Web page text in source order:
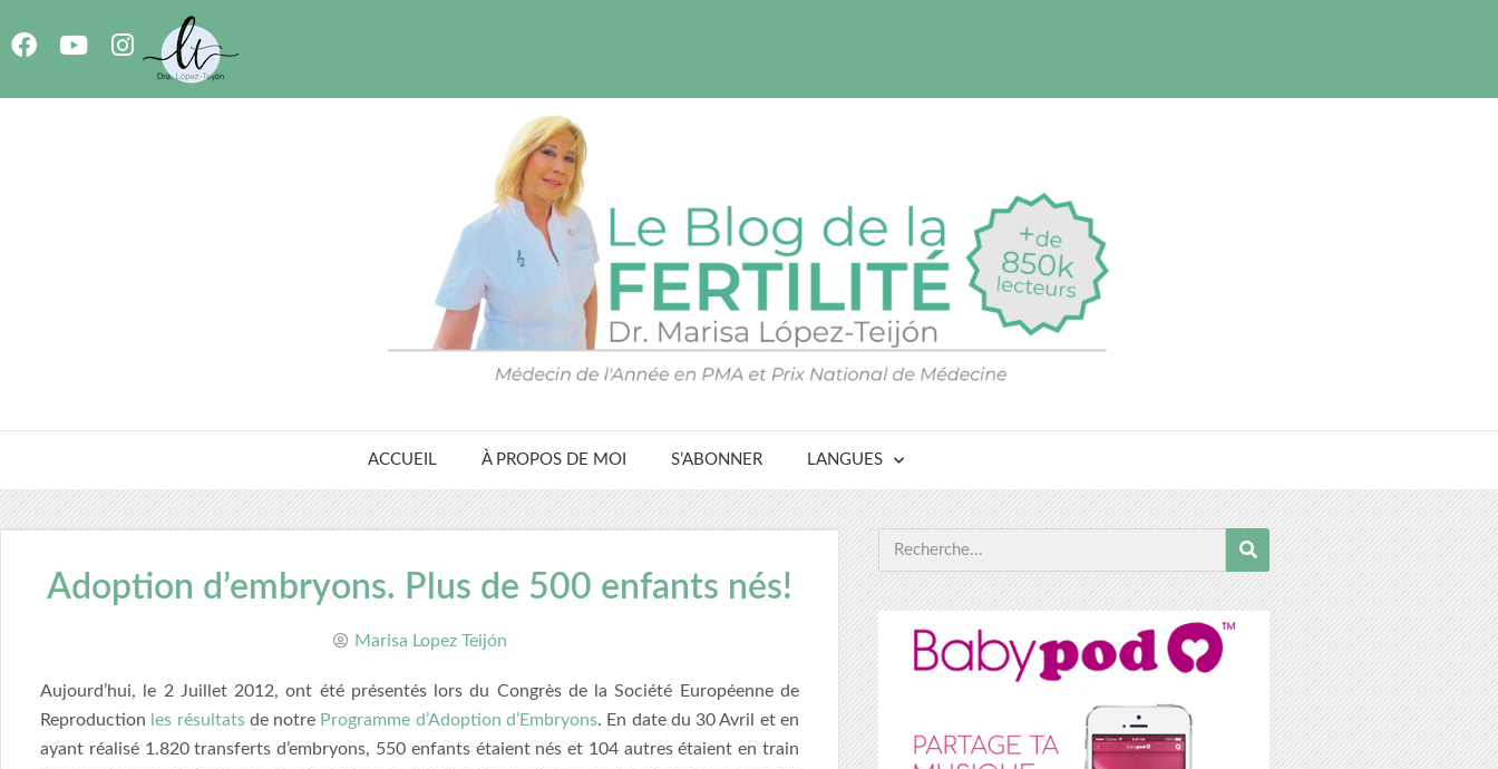
ACCUEIL À PROPOS DE MOI S’ABONNER LANGUES
Adoption d’embryons. Plus de 500 enfants nés!
Marisa Lopez Teijón
Aujourd’hui, le 2 Juillet 2012, ont été présentés lors du Congrès de la Société Européenne de
Reproduction les résultatsde notre Programme d’Adoption d’Embryons. En date du 30 Avril et en
ayant réalisé 1.820 transferts d’embryons, 550 enfants étaient nés et 104 autres étaient en train